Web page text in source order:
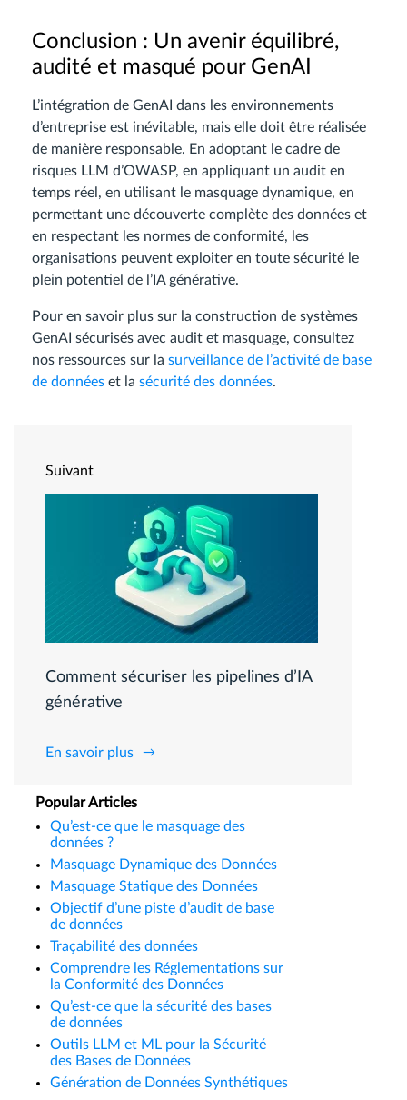
Conclusion : Un avenir équilibré,
audité et masqué pour GenAI
L’intégration de GenAI dans les environnements
d’entreprise est inévitable, mais elle doit être réalisée
de manière responsable. En adoptant le cadre de
risques LLM d’OWASP, en appliquant un audit en
temps réel, en utilisant le masquage dynamique, en
permettant une découverte complète des données et
en respectant les normes de conformité, les
organisations peuvent exploiter en toute sécurité le
plein potentiel de l’IA générative.
Pour en savoir plus sur la construction de systèmes
GenAI sécurisés avec audit et masquage, consultez
nos ressources sur la surveillance de l’activité de base
de données et la sécurité des données.
Suivant
Comment sécuriser les pipelines d’IA
générative
En savoir plus
Popular Articles
Qu’est-ce que le masquage des
données ?
Masquage Dynamique des Données
Masquage Statique des Données
Objectif d’une piste d’audit de base
de données
Traçabilité des données
Comprendre les Réglementations sur
la Conformité des Données
Qu’est-ce que la sécurité des bases
de données
Outils LLM et ML pour la Sécurité
des Bases de Données
Génération de Données Synthétiques